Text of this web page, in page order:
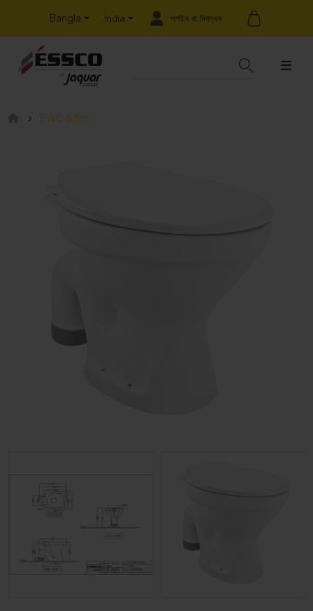
Bangla India লগইন বা নিবন্ধন
EWC S ট্র্যাপ